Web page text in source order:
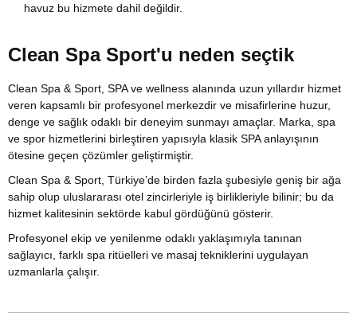
havuz bu hizmete dahil değildir.
Clean Spa Sport'u neden seçtik
Clean Spa & Sport, SPA ve wellness alanında uzun yıllardır hizmet
veren kapsamlı bir profesyonel merkezdir ve misafirlerine huzur,
denge ve sağlık odaklı bir deneyim sunmayı amaçlar. Marka, spa
ve spor hizmetlerini birleştiren yapısıyla klasik SPA anlayışının
ötesine geçen çözümler geliştirmiştir.
Clean Spa & Sport, Türkiye’de birden fazla şubesiyle geniş bir ağa
sahip olup uluslararası otel zincirleriyle iş birlikleriyle bilinir; bu da
hizmet kalitesinin sektörde kabul gördüğünü gösterir.
Profesyonel ekip ve yenilenme odaklı yaklaşımıyla tanınan
sağlayıcı, farklı spa ritüelleri ve masaj tekniklerini uygulayan
uzmanlarla çalışır.